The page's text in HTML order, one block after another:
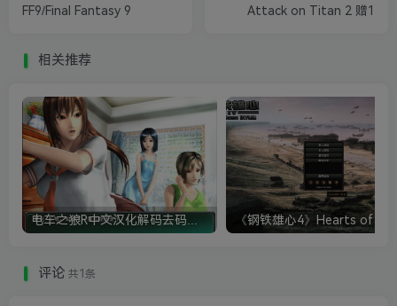
FF9/Final Fantasy 9
Attack on Titan 2 赠1
相关推荐
评论 共1条